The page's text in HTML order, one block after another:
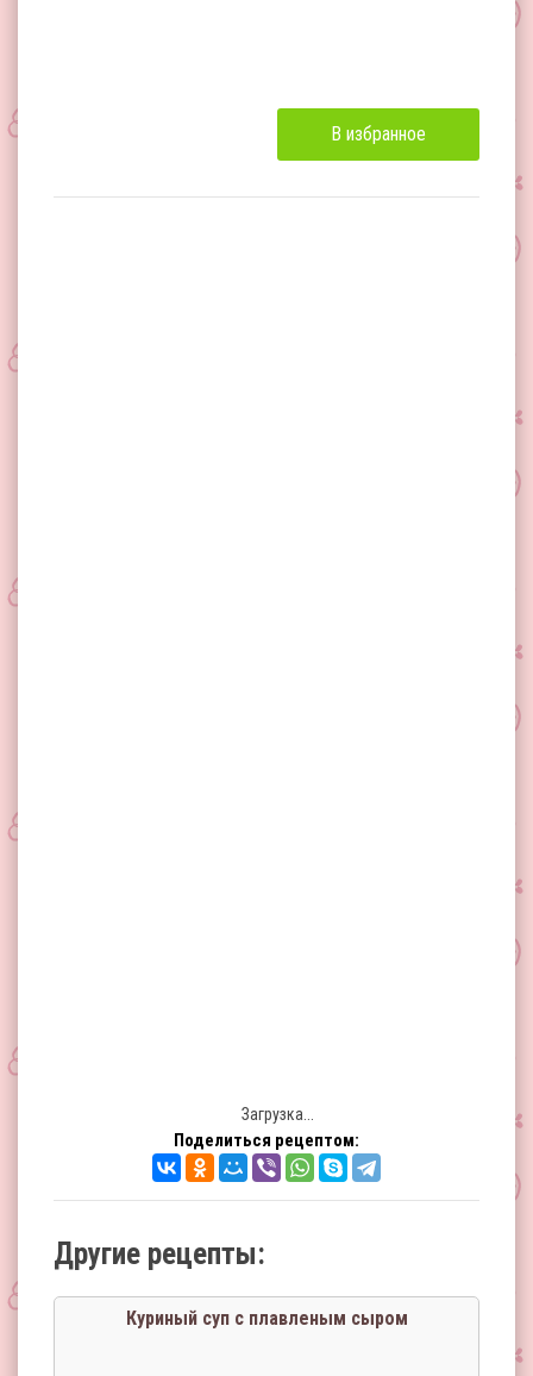
В избранное
Загрузка...
Поделиться рецептом:
Другие рецепты:
Куриный суп с плавленым сыром